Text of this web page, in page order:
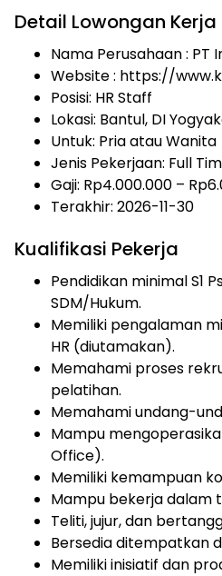
Detail Lowongan Kerja
Nama Perusahaan : PT
Website : https://
Posisi: HR Staff
Lokasi: Bantul, DI
Untuk: Pria atau Wanita
Jenis Pekerjaan: Full
Gaji: Rp4.000.000 – Rp
Terakhir: 2026-11-30
Kualifikasi Pekerja
Pendidikan minimal S1
SDM/Hukum.
Memiliki pengalaman
HR (diutamakan).
Memahami proses
pelatihan.
Memahami undang-
Mampu
Office).
Memiliki kemampuan
Mampu bekerja dalam
Teliti, jujur, dan
Bersedia ditempatkan
Memiliki inisiatif dan